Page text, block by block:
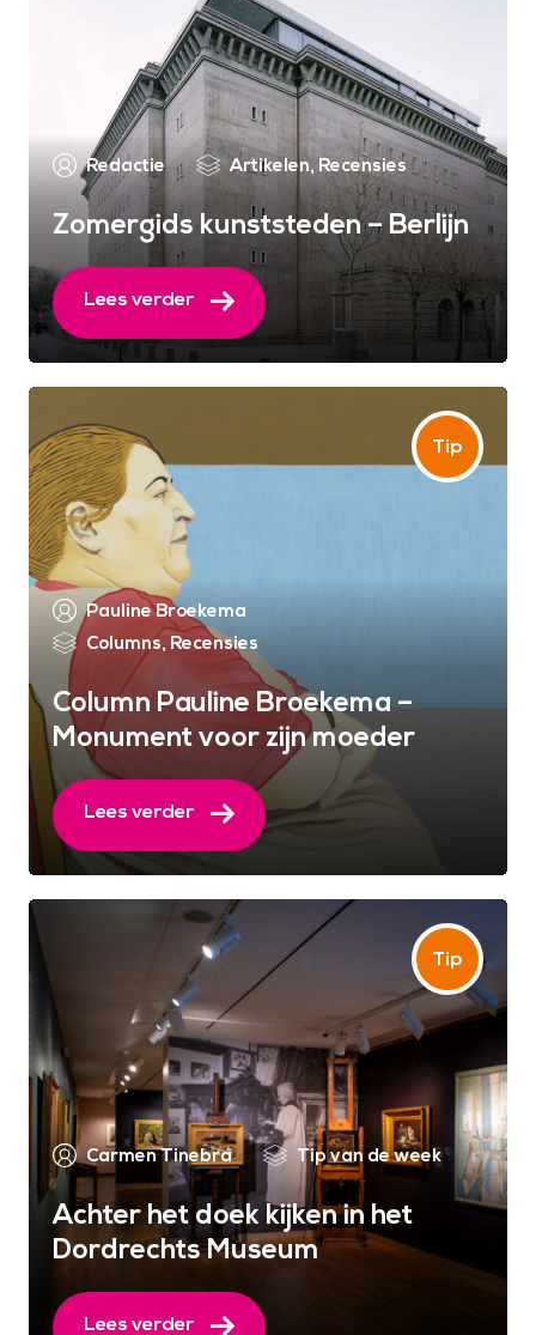
Redactie Artikelen, Recensies
Zomergids kunststeden – Berlijn
Lees verder
Pauline Broekema
Columns, Recensies
Column Pauline Broekema –
Monument voor zijn moeder
Lees verder
Carmen Tinebra Tip van de week
Achter het doek kijken in het
Dordrechts Museum
Lees verder